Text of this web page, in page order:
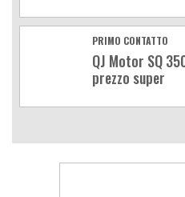
PRIMO CONTATTO
QJ Motor SQ
prezzo super